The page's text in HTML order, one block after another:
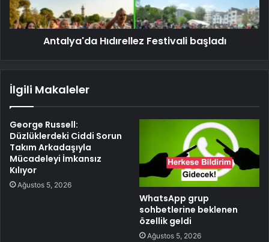
Antalya'da Hıdırellez Festivali başladı
İlgili Makaleler
George Russell:
Düzlüklerdeki Ciddi Sorun
Takım Arkadaşıyla
Mücadeleyi İmkansız
Kılıyor
Ağustos 5, 2026
WhatsApp grup
sohbetlerine beklenen
özellik geldi
Ağustos 5, 2026